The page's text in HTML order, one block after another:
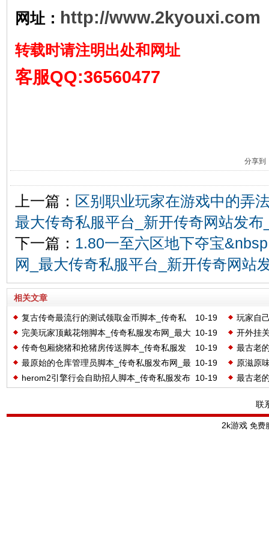
网址： http://www.2kyouxi.com
转载时请注明出处和网址
客服QQ:36560477
分享到
上一篇： 区别职业玩家在游戏中的弄
最大传奇私服平台_新开传奇网站发
下一篇： 1.80一至六区地下夺宝
网_最大传奇私服平台_新开传奇网站
相关文章
10-19
复古传奇最流行的测试领取金币脚本_传奇私
服发布网_最大传奇私服平台_新开传奇网站发布
_2kyouxi.Com
玩家自
网_最大
10-19
完美玩家顶戴花翎脚本_传奇私服发布网_最大
传奇私服平台_新开传奇网站发布_2kyouxi.Com
开外挂
网_最大
10-19
传奇包厢烧猪和抢猪房传送脚本_传奇私服发
布网_最大传奇私服平台_新开传奇网站发布
_2kyouxi.Com
最古老
最大传
10-19
最原始的仓库管理员脚本_传奇私服发布网_最
大传奇私服平台_新开传奇网站发布_2kyouxi.Com
原滋原
网_最大
10-19
herom2引擎行会自助招人脚本_传奇私服发布
最古老
联
2k游戏 免费